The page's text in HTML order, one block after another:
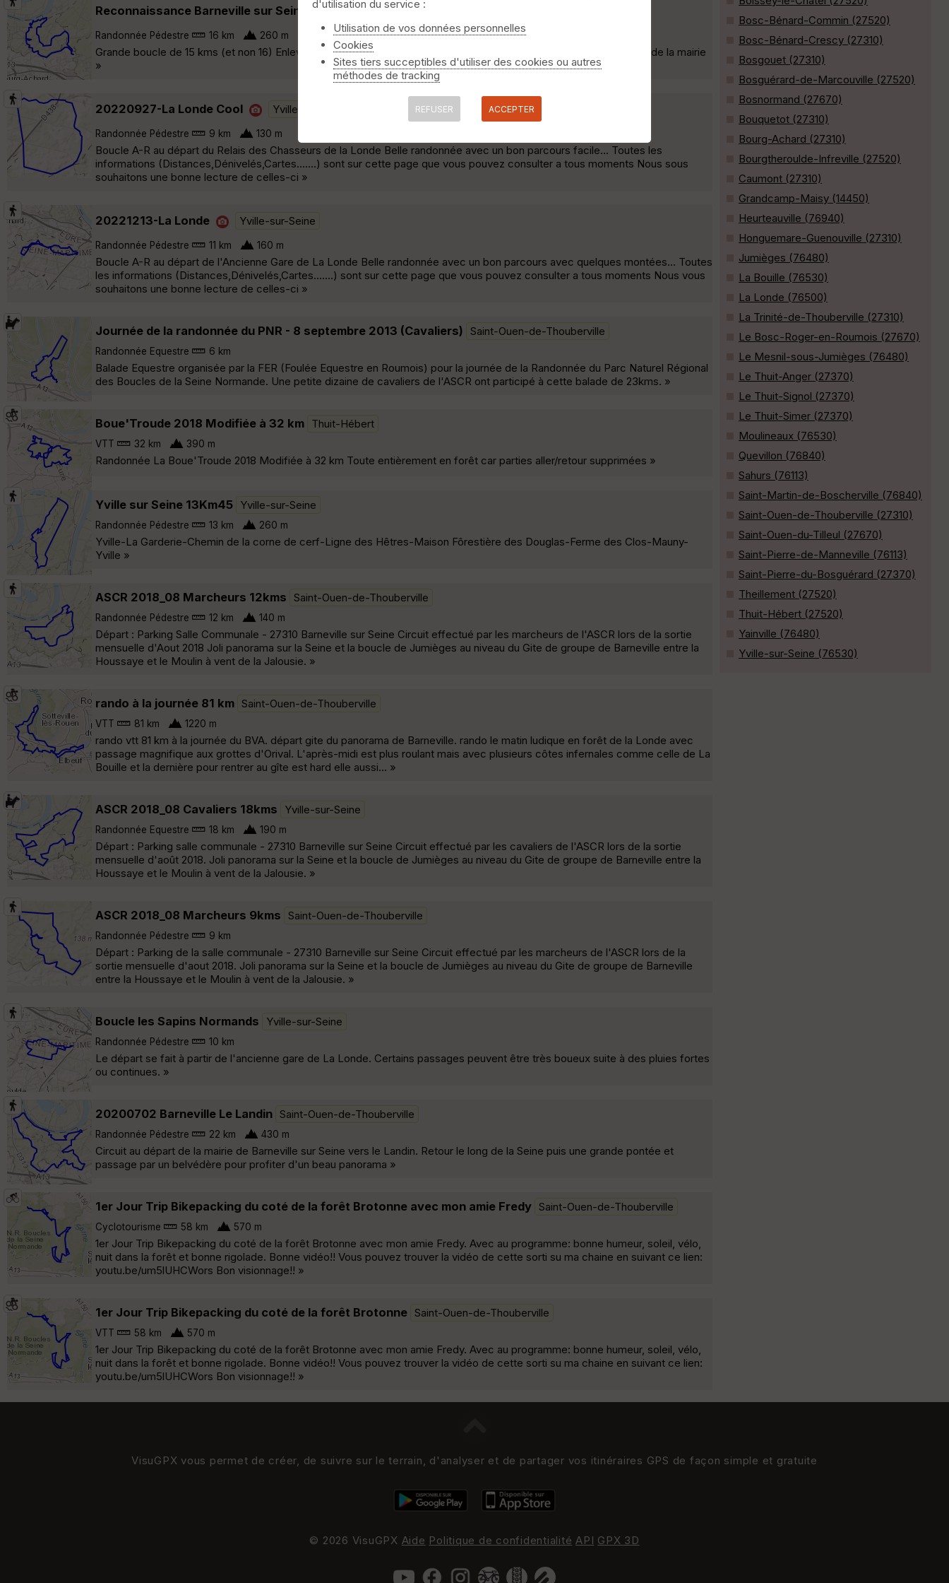
Reconnaissance Barneville sur Seine Saint-Ouen-de-Thouberville
Randonnée Pédestre 16 km 260 m
Grande boucle de 15 kms (et non 16) Enlevez 1 km: erreur de direction, 200 et 800 mètres :-( Départ grand parking de la mairie
»
20220927-La Londe Cool Yville-sur-Seine
Randonnée Pédestre 9 km 130 m
Boucle A-R au départ du Relais des Chasseurs de la Londe Belle randonnée avec un bon parcours facile... Toutes les
informations (Distances,Dénivelés,Cartes.......) sont sur cette page que vous pouvez consulter a tous moments Nous sous
souhaitons une bonne lecture de celles-ci »
20221213-La Londe Yville-sur-Seine
Randonnée Pédestre 11 km 160 m
Boucle A-R au départ de l'Ancienne Gare de La Londe Belle randonnée avec un bon parcours avec quelques montées... Toutes
les informations (Distances,Dénivelés,Cartes.......) sont sur cette page que vous pouvez consulter a tous moments Nous vous
souhaitons une bonne lecture de celles-ci »
Journée de la randonnée du PNR - 8 septembre 2013 (Cavaliers) Saint-Ouen-de-Thouberville
Randonnée Equestre 6 km
Balade Equestre organisée par la FER (Foulée Equestre en Roumois) pour la journée de la Randonnée du Parc Naturel Régional
des Boucles de la Seine Normande. Une petite dizaine de cavaliers de l'ASCR ont participé à cette balade de 23kms. »
Boue'Troude 2018 Modifiée à 32 km Thuit-Hébert
VTT 32 km 390 m
Randonnée La Boue'Troude 2018 Modifiée à 32 km Toute entièrement en forêt car parties aller/retour supprimées »
Yville sur Seine 13Km45 Yville-sur-Seine
Randonnée Pédestre 13 km 260 m
Yville-La Garderie-Chemin de la corne de cerf-Ligne des Hêtres-Maison Fôrestière des Douglas-Ferme des Clos-Mauny-
Yville »
ASCR 2018_08 Marcheurs 12kms Saint-Ouen-de-Thouberville
Randonnée Pédestre 12 km 140 m
Départ : Parking Salle Communale - 27310 Barneville sur Seine Circuit effectué par les marcheurs de l'ASCR lors de la sortie
mensuelle d'Aout 2018 Joli panorama sur la Seine et la boucle de Jumièges au niveau du Gite de groupe de Barneville entre la
Houssaye et le Moulin à vent de la Jalousie. »
rando à la journée 81 km Saint-Ouen-de-Thouberville
VTT 81 km 1220 m
rando vtt 81 km à la journée du BVA. départ gite du panorama de Barneville. rando le matin ludique en forêt de la Londe avec
passage magnifique aux grottes d'Orival. L'après-midi est plus roulant mais avec plusieurs côtes infernales comme celle de La
Bouille et la dernière pour rentrer au gîte est hard elle aussi... »
ASCR 2018_08 Cavaliers 18kms Yville-sur-Seine
Randonnée Equestre 18 km 190 m
Départ : Parking salle communale - 27310 Barneville sur Seine Circuit effectué par les cavaliers de l'ASCR lors de la sortie
mensuelle d'août 2018. Joli panorama sur la Seine et la boucle de Jumièges au niveau du Gite de groupe de Barneville entre la
Houssaye et le Moulin à vent de la Jalousie. »
ASCR 2018_08 Marcheurs 9kms Saint-Ouen-de-Thouberville
Randonnée Pédestre 9 km
Départ : Parking de la salle communale - 27310 Barneville sur Seine Circuit effectué par les marcheurs de l'ASCR lors de la
sortie mensuelle d'aout 2018. Joli panorama sur la Seine et la boucle de Jumièges au niveau du Gite de groupe de Barneville
entre la Houssaye et le Moulin à vent de la Jalousie. »
Boucle les Sapins Normands Yville-sur-Seine
Randonnée Pédestre 10 km
Le départ se fait à partir de l'ancienne gare de La Londe. Certains passages peuvent être très boueux suite à des pluies fortes
ou continues. »
20200702 Barneville Le Landin Saint-Ouen-de-Thouberville
Randonnée Pédestre 22 km 430 m
Circuit au départ de la mairie de Barneville sur Seine vers le Landin. Retour le long de la Seine puis une grande pontée et
passage par un belvédère pour profiter d'un beau panorama »
1er Jour Trip Bikepacking du coté de la forêt Brotonne avec mon amie Fredy Saint-Ouen-de-Thouberville
Cyclotourisme 58 km 570 m
1er Jour Trip Bikepacking du coté de la forêt Brotonne avec mon amie Fredy. Avec au programme: bonne humeur, soleil, vélo,
nuit dans la forêt et bonne rigolade. Bonne vidéo!! Vous pouvez trouver la vidéo de cette sorti su ma chaine en suivant ce lien:
youtu.be/um5lUHCWors Bon visionnage!! »
1er Jour Trip Bikepacking du coté de la forêt Brotonne Saint-Ouen-de-Thouberville
VTT 58 km 570 m
1er Jour Trip Bikepacking du coté de la forêt Brotonne avec mon amie Fredy. Avec au programme: bonne humeur, soleil, vélo,
nuit dans la forêt et bonne rigolade. Bonne vidéo!! Vous pouvez trouver la vidéo de cette sorti su ma chaine en suivant ce lien:
youtu.be/um5lUHCWors Bon visionnage!! »
Bosc-Bénard-Commin (27520)
Bosc-Bénard-Crescy (27310)
Bosgouet (27310)
Bosguérard-de-Marcouville (27520)
Bosnormand (27670)
Bouquetot (27310)
Bourg-Achard (27310)
Bourgtheroulde-Infreville (27520)
Caumont (27310)
Grandcamp-Maisy (14450)
Heurteauville (76940)
Honguemare-Guenouville (27310)
Jumièges (76480)
La Bouille (76530)
La Londe (76500)
La Trinité-de-Thouberville (27310)
Le Bosc-Roger-en-Roumois (27670)
Le Mesnil-sous-Jumièges (76480)
Le Thuit-Anger (27370)
Le Thuit-Signol (27370)
Le Thuit-Simer (27370)
Moulineaux (76530)
Quevillon (76840)
Sahurs (76113)
Saint-Martin-de-Boscherville (76840)
Saint-Ouen-de-Thouberville (27310)
Saint-Ouen-du-Tilleul (27670)
Saint-Pierre-de-Manneville (76113)
Saint-Pierre-du-Bosguérard (27370)
Theillement (27520)
Thuit-Hébert (27520)
Yainville (76480)
Yville-sur-Seine (76530)
VisuGPX vous permet de créer, de suivre sur le terrain, d'analyser et de partager vos itinéraires GPS de façon simple et gratuite
© 2026 VisuGPX Aide Politique de confidentialité API GPX 3D
d'utilisation du service :
Utilisation de vos données personnelles
Cookies
Sites tiers succeptibles d'utiliser des cookies ou autres
méthodes de tracking
REFUSER ACCEPTER